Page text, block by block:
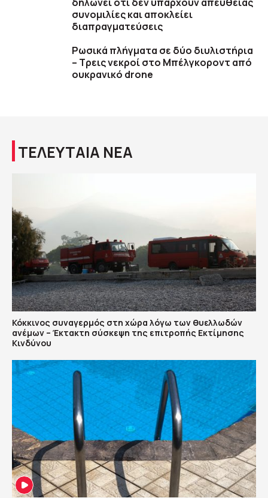
συνομιλίες και αποκλείει
διαπραγματεύσεις
Ρωσικά πλήγματα σε δύο διυλιστήρια
– Τρεις νεκροί στο Μπέλγκοροντ από
ουκρανικό drone
ΤΕΛΕΥΤΑΙΑ ΝΕΑ
Κόκκινος συναγερμός στη χώρα λόγω των θυελλωδών
ανέμων – Έκτακτη σύσκεψη της επιτροπής Εκτίμησης
Κινδύνου